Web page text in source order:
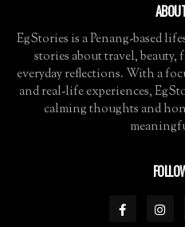
EgStories is a Penang-based
stories about travel,
everyday reflections. With a
and real-life experiences,
calming thoughts and